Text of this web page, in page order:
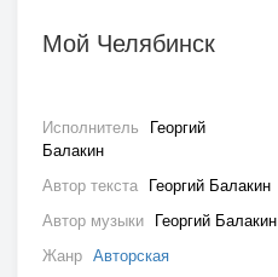
Мой Челябинск
Исполнитель Георгий
Балакин
Автор текста Георгий Балакин
Автор музыки Георгий Балакин
Жанр Авторская